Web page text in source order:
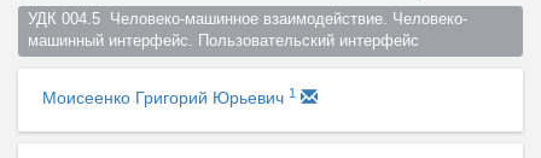
УДК 004.5  Человеко-машинное взаимодействие. Человеко-
машинный интерфейс. Пользовательский интерфейс
Моисеенко Григорий Юрьевич 1